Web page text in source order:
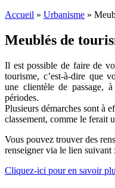
Accueil » Urbanisme »
Meublés de
Il est possible de faire de
tourisme, c’est-à-dire que
une clientèle de passage,
périodes.
Plusieurs démarches sont à
classement, comme le ferait
Vous pouvez trouver des
renseigner via le lien suivant :
Cliquez-ici pour en savoir